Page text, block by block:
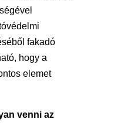
fakadó
hogy a
elemet
venni az